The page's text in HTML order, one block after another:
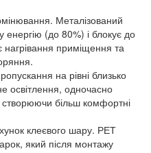
Металізований
(до 80%) і блокує до
приміщення та
на рівні близько
освітлення, одночасно
створюючи більш комфортні
клеєвого шару. РЕТ
який після монтажу